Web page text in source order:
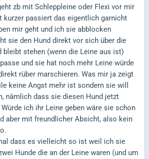
zb mit Schleppleine oder Flexi vor mir
kurzer passiert das eigentlich garnicht
mir geht und ich sie abblocken
sie den Hund direkt vor sich über die
bleibt stehen (wenn die Leine aus ist)
und sie hat noch mehr Leine würde
rüber marschieren. Was mir ja zeigt
keine Angst mehr ist sondern sie will
nämlich dass sie diesen Hund jetzt
ich ihr Leine geben wäre sie schon
aber mit freundlicher Absicht, also kein
dass es vielleicht so ist weil ich sie
Hunde die an der Leine waren (und um